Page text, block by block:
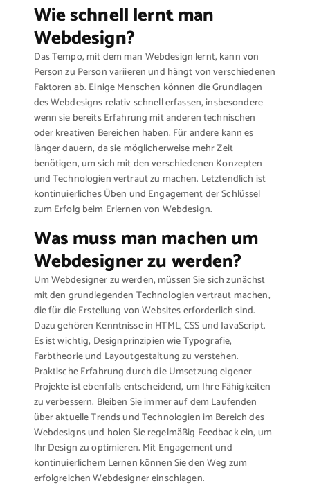
Wie schnell lernt man
Webdesign?
Das Tempo, mit dem man Webdesign lernt, kann von
Person zu Person variieren und hängt von verschiedenen
Faktoren ab. Einige Menschen können die Grundlagen
des Webdesigns relativ schnell erfassen, insbesondere
wenn sie bereits Erfahrung mit anderen technischen
oder kreativen Bereichen haben. Für andere kann es
länger dauern, da sie möglicherweise mehr Zeit
benötigen, um sich mit den verschiedenen Konzepten
und Technologien vertraut zu machen. Letztendlich ist
kontinuierliches Üben und Engagement der Schlüssel
zum Erfolg beim Erlernen von Webdesign.
Was muss man machen um
Webdesigner zu werden?
Um Webdesigner zu werden, müssen Sie sich zunächst
mit den grundlegenden Technologien vertraut machen,
die für die Erstellung von Websites erforderlich sind.
Dazu gehören Kenntnisse in HTML, CSS und JavaScript.
Es ist wichtig, Designprinzipien wie Typografie,
Farbtheorie und Layoutgestaltung zu verstehen.
Praktische Erfahrung durch die Umsetzung eigener
Projekte ist ebenfalls entscheidend, um Ihre Fähigkeiten
zu verbessern. Bleiben Sie immer auf dem Laufenden
über aktuelle Trends und Technologien im Bereich des
Webdesigns und holen Sie regelmäßig Feedback ein, um
Ihr Design zu optimieren. Mit Engagement und
kontinuierlichem Lernen können Sie den Weg zum
erfolgreichen Webdesigner einschlagen.